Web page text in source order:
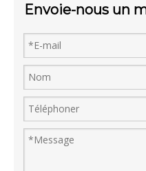
Envoie-nous un